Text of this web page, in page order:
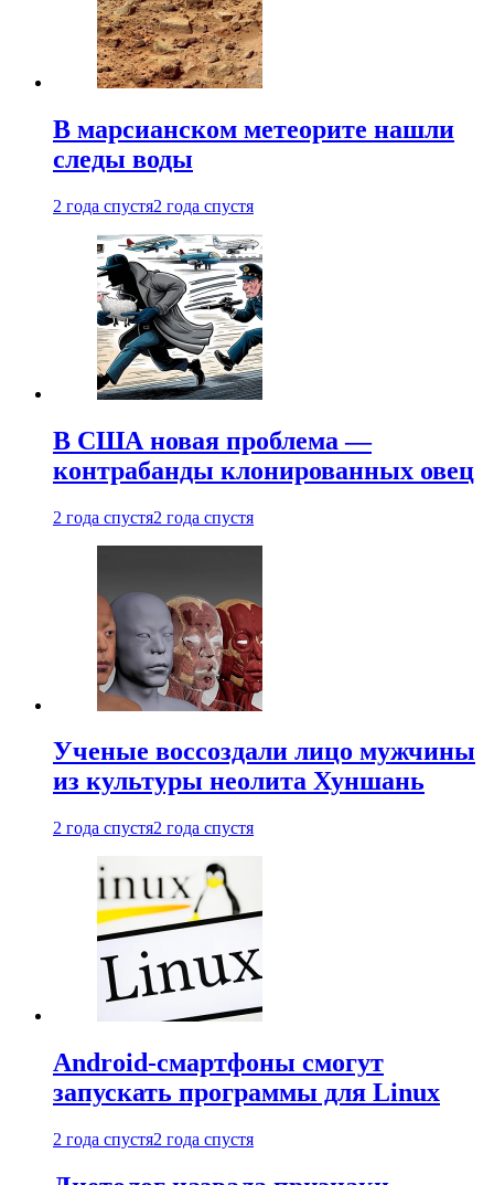
В марсианском метеорите нашли
следы воды
2 года спустя2 года спустя
В США новая проблема —
контрабанды клонированных овец
2 года спустя2 года спустя
Ученые воссоздали лицо мужчины
из культуры неолита Хуншань
2 года спустя2 года спустя
Android-смартфоны смогут
запускать программы для Linux
2 года спустя2 года спустя